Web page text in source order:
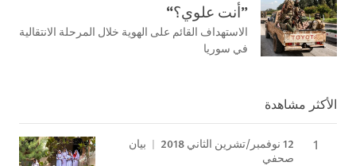
”أنت علوي؟“
الاستهداف القائم على الهوية خلال المرحلة الانتقالية
في سوريا
الأكثر مشاهدة
12 نوفمبر/تشرين الثاني 2018
بيان
صحفي